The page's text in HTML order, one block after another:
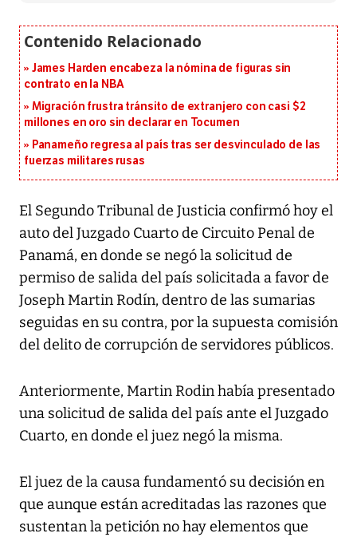
James Harden encabeza la nómina de figuras sin
contrato en la NBA
Migración frustra tránsito de extranjero con casi $2
millones en oro sin declarar en Tocumen
Panameño regresa al país tras ser desvinculado de las
fuerzas militares rusas
El Segundo Tribunal de Justicia confirmó hoy el
auto del Juzgado Cuarto de Circuito Penal de
Panamá, en donde se negó la solicitud de
permiso de salida del país solicitada a favor de
Joseph Martin Rodín, dentro de las sumarias
seguidas en su contra, por la supuesta comisión
del delito de corrupción de servidores públicos.
Anteriormente, Martin Rodin había presentado
una solicitud de salida del país ante el Juzgado
Cuarto, en donde el juez negó la misma.
El juez de la causa fundamentó su decisión en
que aunque están acreditadas las razones que
sustentan la petición no hay elementos que